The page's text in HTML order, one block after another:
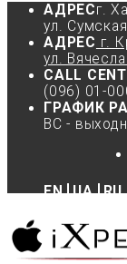
АДРЕСг.
ул.
АДРЕС г.
ул.
CALL
(096) 01-
ГРАФИК
ВС -
EN UA RU